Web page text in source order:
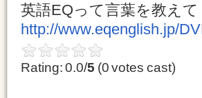
英語EQって言葉を教え
http://www.eqenglish.jp/
Rating: 0.0/5 (0 votes cast)